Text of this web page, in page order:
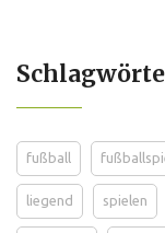
fußball
liegend spielen